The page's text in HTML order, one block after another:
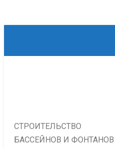
СТРОИТЕЛЬСТВО
БАССЕЙНОВ И ФОНТАНОВ